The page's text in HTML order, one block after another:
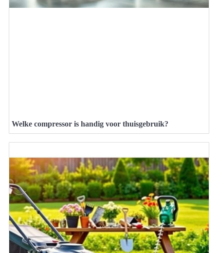
Welke compressor is handig voor thuisgebruik?